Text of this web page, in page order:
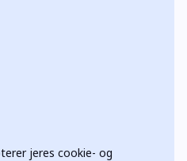
jeres cookie- og